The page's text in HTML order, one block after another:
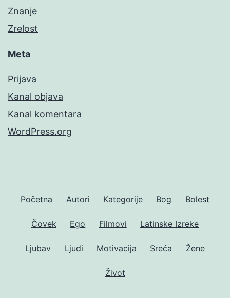
Znanje
Zrelost
Meta
Prijava
Kanal objava
Kanal komentara
WordPress.org
Početna Autori Kategorije Bog Bolest
Čovek Ego Filmovi Latinske Izreke
Ljubav Ljudi Motivacija Sreća Žene
Život